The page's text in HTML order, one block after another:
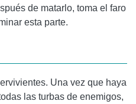
de matarlo, toma el faro
esta parte.
Una vez que haya
las turbas de enemigos,